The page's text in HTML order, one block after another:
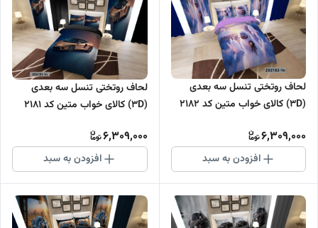
لحاف روتختی تنسل سه بعدی
(3D) کالای خواب متین کد 2182
6,309,000
افزودن به سبد
لحاف روتختی تنسل سه بعدی
(3D) کالای خواب متین کد 2181
6,309,000
افزودن به سبد